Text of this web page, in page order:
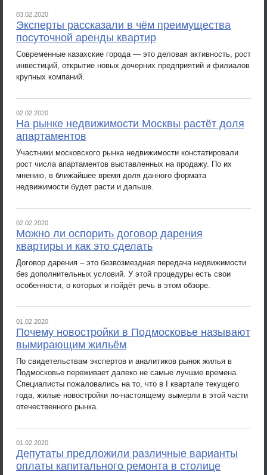
03.02.2020
Эксперты рассказали в чём преимущества
посуточной аренды квартир
Современные казахские города — это деловая активность, рост
инвестиций, открытие новых дочерних предприятий и филиалов
крупных компаний.
02.02.2020
На рынке недвижимости Москвы растёт доля
апартаментов
Участники московского рынка недвижимости констатировали
рост числа апартаментов выставленных на продажу. По их
мнению, в ближайшее время доля данного формата
недвижимости будет расти и дальше.
02.02.2020
Можно ли оспорить договор дарения
квартиры и как это сделать
Договор дарения – это безвозмездная передача недвижимости
без дополнительных условий. У этой процедуры есть свои
особенности, о которых и пойдёт речь в этом обзоре.
01.02.2020
Почему новостройки в Подмосковье называют
вымирающим жильём
По свидетельствам экспертов и аналитиков рынок жилья в
Подмосковье переживает далеко не самые лучшие времена.
Специалисты пожаловались на то, что в I квартале текущего
года, жилые новостройки по-настоящему вымерли в этой части
отечественного рынка.
01.02.2020
Депутаты предложили различные варианты
оплаты капитального ремонта в столице